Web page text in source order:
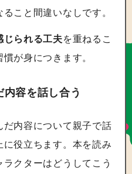
こと間違いなしです。
じられる工夫を重ねるこ
が身につきます。
容を話し合う
内容について親子で話
に役立ちます。本を読み
クターはどうしてこう